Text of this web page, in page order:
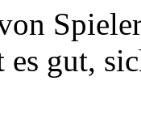
gut,